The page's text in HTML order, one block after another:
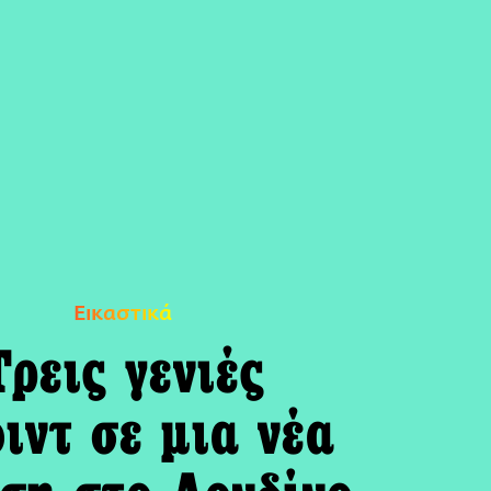
Εικαστικά
γενιές
σε μια νέα